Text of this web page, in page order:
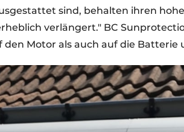
sind, behalten ihren
verlängert." BC
Motor als auch auf die Batterie